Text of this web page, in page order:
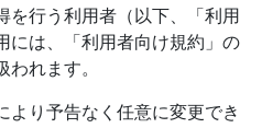
を行う利用者（以下、「利用
には、「利用者向け規約」の
れます。
より予告なく任意に変更でき